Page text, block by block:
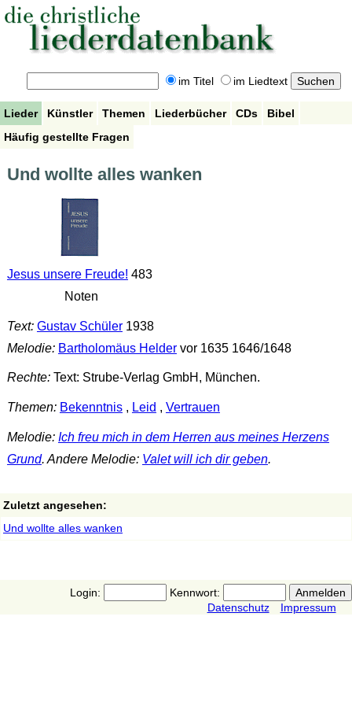
im Titel im Liedtext
Lieder Künstler Themen Liederbücher CDs
Bibel
Häufig gestellte Fragen
Und wollte alles wanken
Jesus unsere Freude! 483
Noten
Text: Gustav Schüler1938
Melodie: Bartholomäus Heldervor 1635 1646/1648
Rechte:Text: Strube-Verlag GmbH, München.
Themen: Bekenntnis, Leid , Vertrauen
Melodie: Ich freu mich in dem Herren aus meines Herzens
Grund. Andere Melodie: Valet will ich dir geben.
Zuletzt angesehen:
Und wollte alles wanken
Login:
Kennwort:
Datenschutz
Impressum